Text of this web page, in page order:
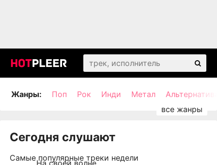
Жанры: Поп Рок Инди Метал
Сегодня слушают
Самые популярные треки недели
На своей волне